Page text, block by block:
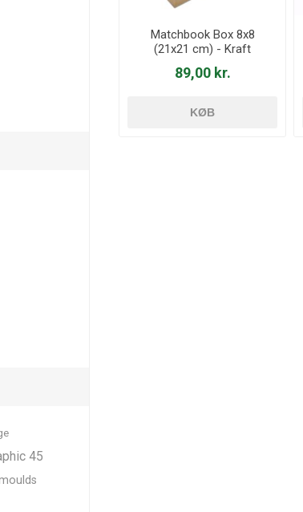
Matchbook Box 8x8
(21x21 cm) - Kraft
89,00 kr.
KØB
45